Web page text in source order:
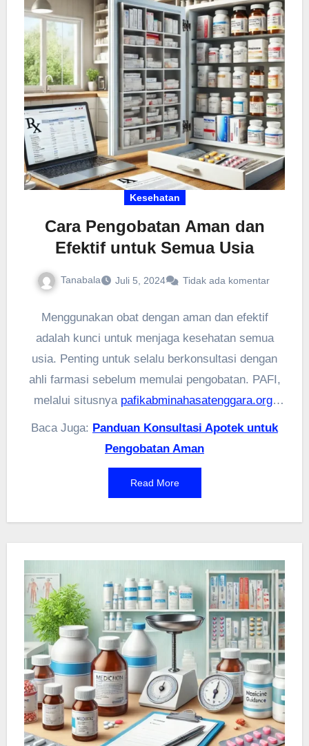
Kesehatan
Cara Pengobatan Aman dan
Efektif untuk Semua Usia
Tanabala Juli 5, 2024 Tidak ada komentar
Menggunakan obat dengan aman dan efektif
adalah kunci untuk menjaga kesehatan semua
usia. Penting untuk selalu berkonsultasi dengan
ahli farmasi sebelum memulai pengobatan. PAFI,
melalui situsnya pafikabminahasatenggara.org,
menyediakan informasi dan layanan yang
membantu masyarakat memahami penggunaan
kita bisa menghindari efek samping yang tidak
lancar.
Baca Juga: Panduan Konsultasi Apotek untuk
Pengobatan Aman
Read More